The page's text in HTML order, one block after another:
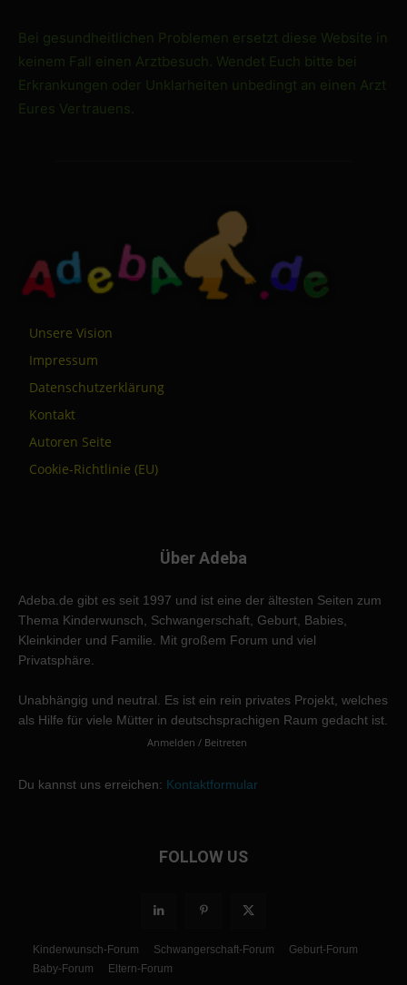
Bei gesundheitlichen Problemen ersetzt diese Website in
keinem Fall einen Arztbesuch. Wendet Euch bitte bei
Erkrankungen oder Unklarheiten unbedingt an einen Arzt
Eures Vertrauens.
Unsere Vision
Impressum
Datenschutzerklärung
Kontakt
Autoren Seite
Cookie-Richtlinie (EU)
Über Adeba
Adeba.de gibt es seit 1997 und ist eine der ältesten Seiten zum
Thema Kinderwunsch, Schwangerschaft, Geburt, Babies,
Kleinkinder und Familie. Mit großem Forum und viel
Privatsphäre.
Unabhängig und neutral. Es ist ein rein privates Projekt, welches
als Hilfe für viele Mütter in deutschsprachigen Raum gedacht ist.
Anmelden / Beitreten
Du kannst uns erreichen: Kontaktformular
FOLLOW US
Kinderwunsch-Forum Schwangerschaft-Forum
Geburt-Forum
Baby-Forum
Eltern-Forum